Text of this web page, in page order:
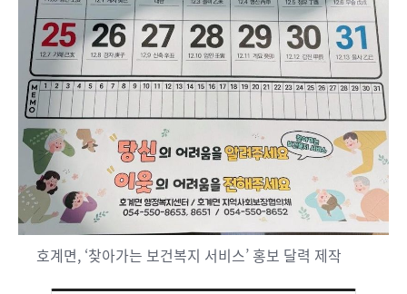
호계면, ‘찾아가는 보건복지 서비스’ 홍보 달력 제작